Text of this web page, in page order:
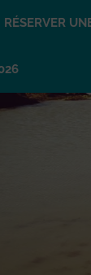
RÉSERVER